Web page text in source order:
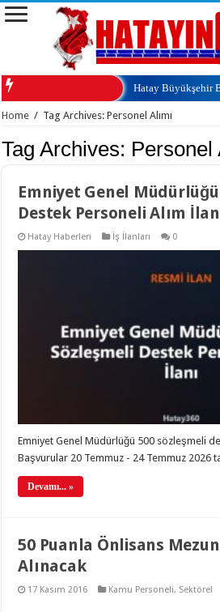
Hatay Büyükşehir
Home / Tag Archives: Personel Alımı
Tag Archives: Personel
Emniyet Genel
Destek Personeli Alım
Hatay Haberleri İş İlanları 0
Emniyet Genel Müdürlüğü 500 sözleşmeli
Başvurular 20 Temmuz - 24 Temmuz 2026
Devamı... »
50 Puanla Önlisans
Alınacak
17 Kasım 2016 Kamu Personeli, Sektörel